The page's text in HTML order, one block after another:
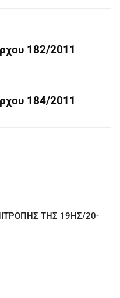
182/2011
184/2011
ΤΗΣ 19ΗΣ/20-